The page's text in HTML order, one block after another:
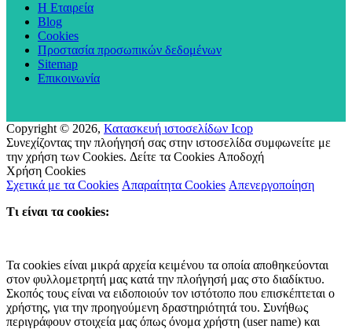
Η Εταιρεία
Blog
Cookies
Προστασία προσωπικών δεδομένων
Sitemap
Επικοινωνία
Copyright © 2026, Κατασκευή ιστοσελίδων Icop
Συνεχίζοντας την πλοήγησή σας στην ιστοσελίδα συμφωνείτε με
την χρήση των Cookies. Δείτε τα Cookies Αποδοχή
Χρήση Cookies
Σχετικά με τα Cookies Απαραίτητα Cookies Απενεργοποίηση
Τι είναι τα cookies:
Τα cookies είναι μικρά αρχεία κειμένου τα οποία αποθηκεύονται
στον φυλλομετρητή μας κατά την πλοήγησή μας στο διαδίκτυο.
Σκοπός τους είναι να ειδοποιούν τον ιστότοπο που επισκέπτεται ο
χρήστης, για την προηγούμενη δραστηριότητά του. Συνήθως
περιγράφουν στοιχεία μας όπως όνομα χρήστη (user name) και